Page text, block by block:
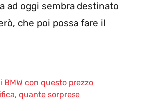
ad oggi sembra destinato
che poi possa fare il
BMW con questo prezzo
quante sorprese